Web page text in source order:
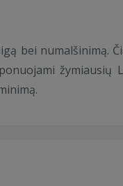
bei numalšinimą.